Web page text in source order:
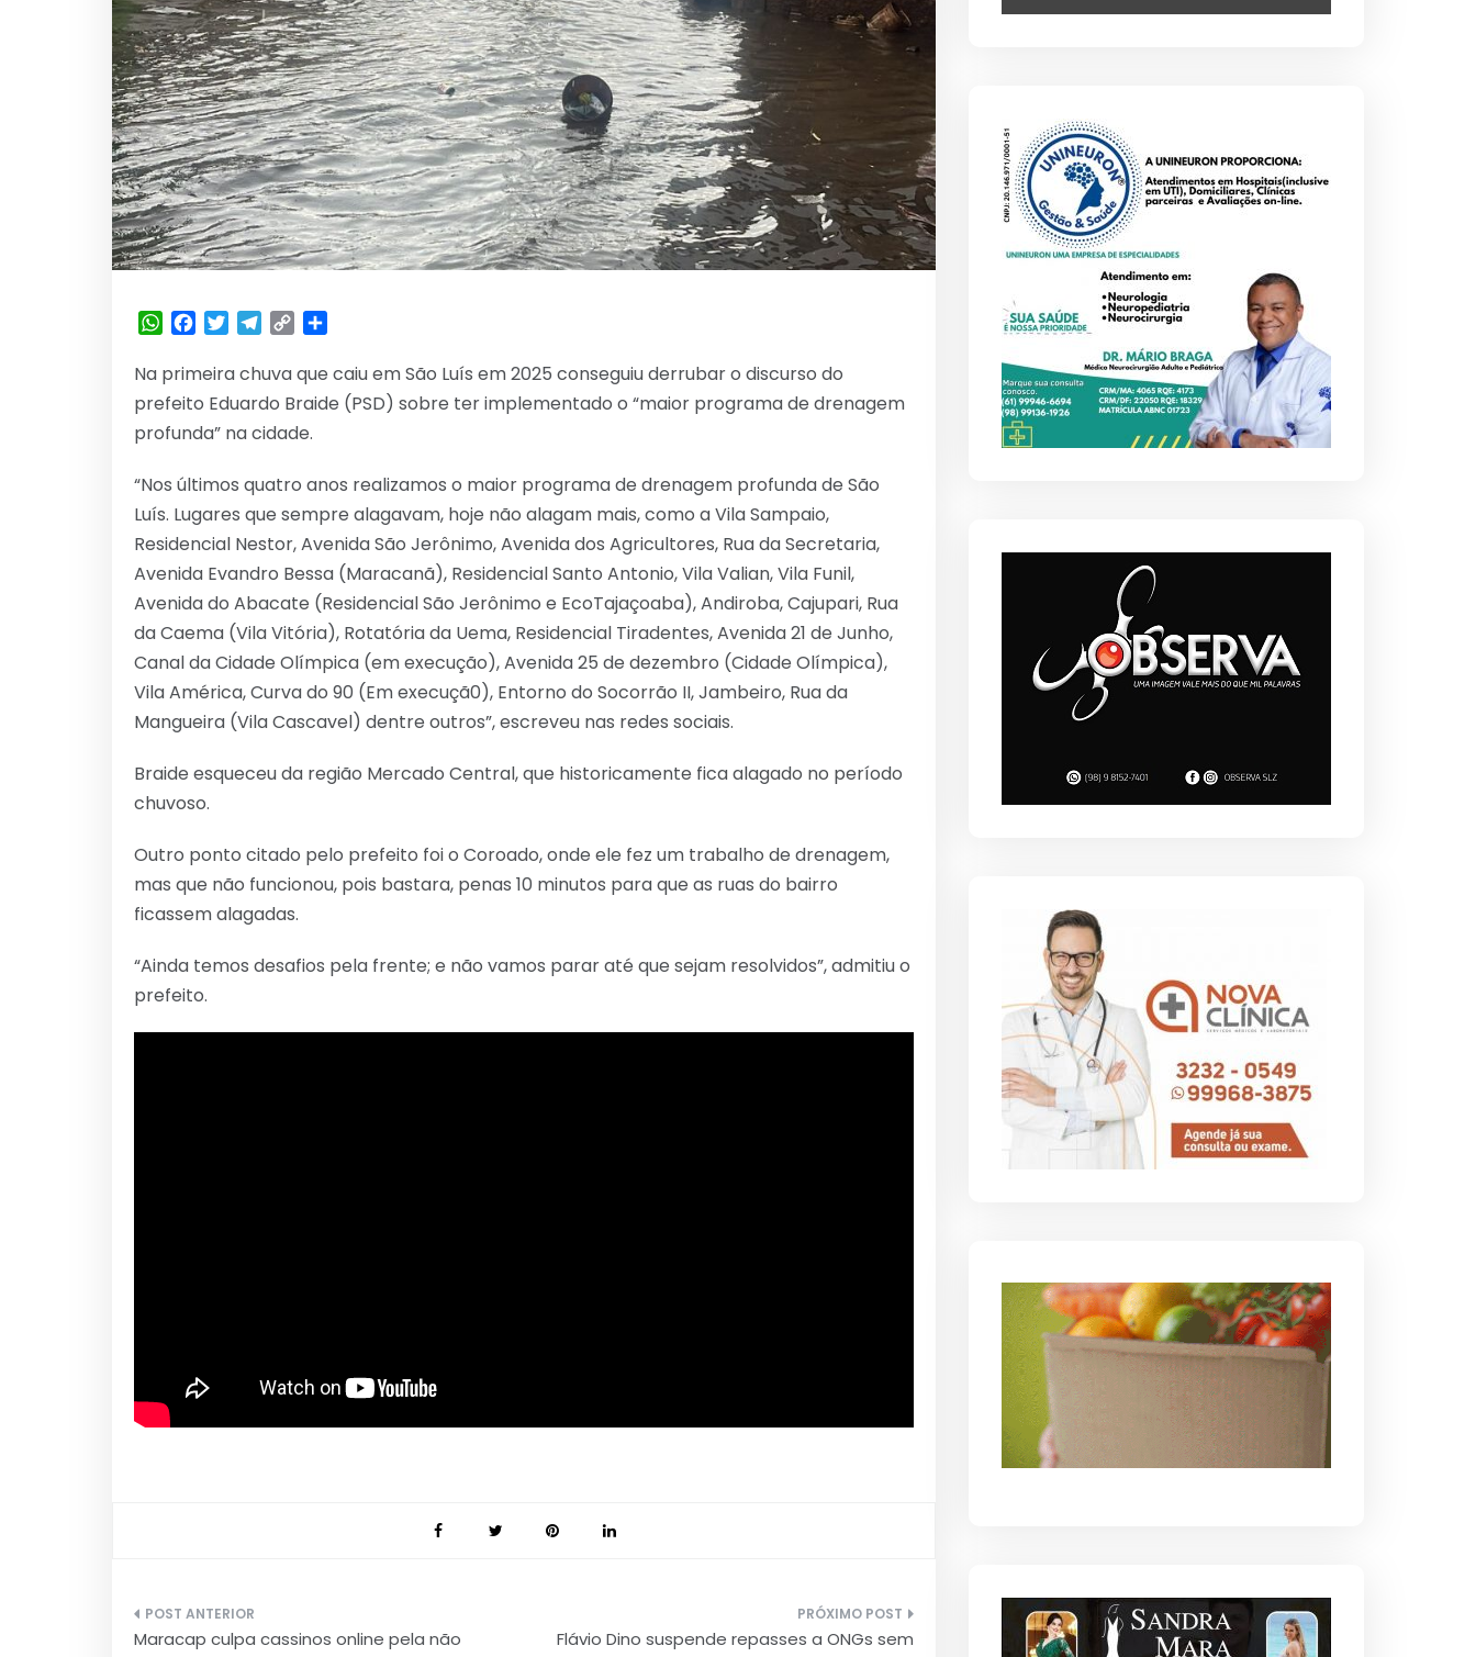
WhatsApp
Facebook
TwitterTelegram
Copy
Na primeira chuva que caiu em São Luís em 2025 conseguiu derrubar o discurso do
prefeito Eduardo Braide (PSD) sobre ter implementado o “maior programa de drenagem
profunda” na cidade.
“Nos últimos quatro anos realizamos o maior programa de drenagem profunda de São
Luís. Lugares que sempre alagavam, hoje não alagam mais, como a Vila Sampaio,
Residencial Nestor, Avenida São Jerônimo, Avenida dos Agricultores, Rua da Secretaria,
Avenida Evandro Bessa (Maracanã), Residencial Santo Antonio, Vila Valian, Vila Funil,
Avenida do Abacate (Residencial São Jerônimo e EcoTajaçoaba), Andiroba, Cajupari, Rua
da Caema (Vila Vitória), Rotatória da Uema, Residencial Tiradentes, Avenida 21 de Junho,
Canal da Cidade Olímpica (em execução), Avenida 25 de dezembro (Cidade Olímpica),
Vila América, Curva do 90 (Em execuçã0), Entorno do Socorrão II, Jambeiro, Rua da
Mangueira (Vila Cascavel) dentre outros”, escreveu nas redes sociais.
Braide esqueceu da região Mercado Central, que historicamente fica alagado no período
chuvoso.
Outro ponto citado pelo prefeito foi o Coroado, onde ele fez um trabalho de drenagem,
mas que não funcionou, pois bastara, penas 10 minutos para que as ruas do bairro
ficassem alagadas.
“Ainda temos desafios pela frente; e não vamos parar até que sejam resolvidos”, admitiu o
prefeito.
Navegação
Maracap culpa cassinos online pela não
Flávio Dino suspende repasses a ONGs sem